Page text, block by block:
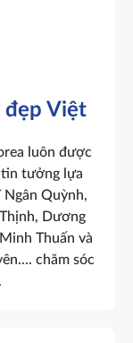
đẹp Việt
luôn được
tin tưởng lựa
Ngân Quỳnh,
Dương
Thuấn và
chăm sóc